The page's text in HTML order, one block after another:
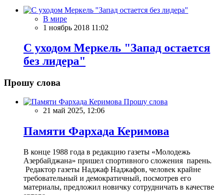
В мире
1 ноябрь 2018 11:02
С уходом Меркель "Запад остается
без лидера"
Прошу слова
Прошу слова
21 май 2025, 12:06
Памяти Фархада Керимова
В конце 1988 года в редакцию газеты «Молодежь
Азербайджана» пришел спортивного сложения парень.
Редактор газеты Наджаф Наджафов, человек крайне
требовательный и демократичный, посмотрев его
материалы, предложил новичку сотрудничать в качестве